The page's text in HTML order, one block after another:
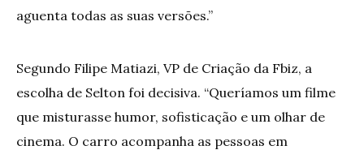
aguenta todas as suas versões.”
Segundo Filipe Matiazi, VP de Criação da Fbiz, a
escolha de Selton foi decisiva. “Queríamos um filme
que misturasse humor, sofisticação e um olhar de
cinema. O carro acompanha as pessoas em